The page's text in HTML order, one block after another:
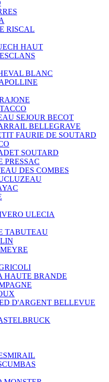
RISCAL
HAUT
BLANC
SEJOUR BECOT
BELLEGRAVE
FAURIE DE SOUTARD
SOUTARD
PRESSAC
DES COMBES
ULECIA
TABUTEAU
HAUTE BRANDE
D'ARGENT BELLEVUE